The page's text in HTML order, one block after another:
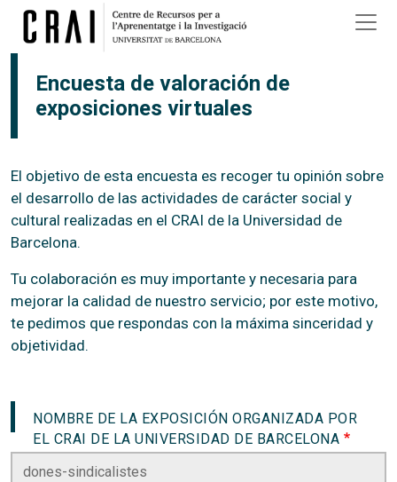
Pasar al contenido principal
Encuesta de valoración de
exposiciones virtuales
El objetivo de esta encuesta es recoger tu opinión sobre
el desarrollo de las actividades de carácter social y
cultural realizadas en el CRAI de la Universidad de
Barcelona.
Tu colaboración es muy importante y necesaria para
mejorar la calidad de nuestro servicio; por este motivo,
te pedimos que respondas con la máxima sinceridad y
objetividad.
NOMBRE DE LA EXPOSICIÓN ORGANIZADA POR
EL CRAI DE LA UNIVERSIDAD DE BARCELONA